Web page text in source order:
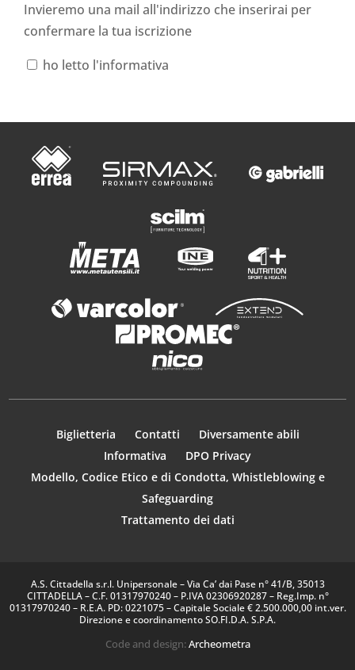
Invieremo una mail all'indirizzo che inserirai per
confermare la tua iscrizione
ho letto l'informativa
Biglietteria Contatti
Diversamente abili
Informativa
DPO Privacy
Modello, Codice Etico e di Condotta, Whistleblowing e
Safeguarding
Trattamento dei dati
A.S. Cittadella s.r.l. Unipersonale – Via Ca’ dai Pase n° 41/B, 35013
CITTADELLA – C.F. 01317970240 – P.IVA 02306920287 – Reg.Imp. n°
01317970240 – R.E.A. PD: 0221075 – Capitale Sociale € 2.500.000,00 int.ver.
Direzione e coordinamento SO.FI.D.A. S.P.A.
Code and design:Archeometra